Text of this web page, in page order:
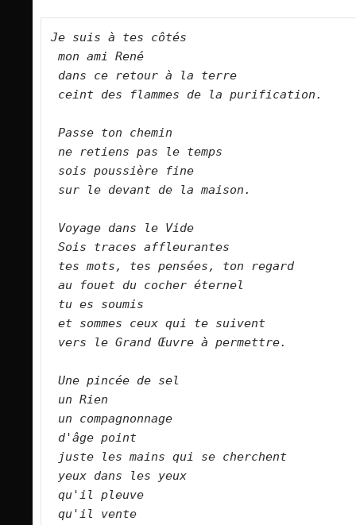
Je suis à tes côtés
mon ami René
dans ce retour à la terre
ceint des flammes de la purification.
Passe ton chemin
ne retiens pas le temps
sois poussière fine
sur le devant de la maison.
Voyage dans le Vide
Sois traces affleurantes
tes mots, tes pensées, ton regard
au fouet du cocher éternel
tu es soumis
et sommes ceux qui te suivent
vers le Grand Œuvre à permettre.
Une pincée de sel
un Rien
un compagnonnage
d'âge point
juste les mains qui se cherchent
yeux dans les yeux
qu'il pleuve
qu'il vente